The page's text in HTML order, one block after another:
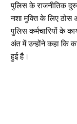
पुलिस के राजनीतिक
नशा मुक्ति के लिए ठोस
पुलिस कर्मचारियों के
अंत में उन्होंने कहा कि
हुई है।